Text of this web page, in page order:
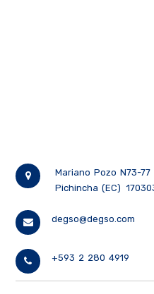
Mariano Pozo N73-77
Pichincha (EC)
degso@degso.com
+593 2 280 4919